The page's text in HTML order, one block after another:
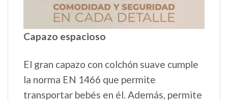
Capazo espacioso
El gran capazo con colchón suave cumple
la norma EN 1466 que permite
transportar bebés en él. Además, permite